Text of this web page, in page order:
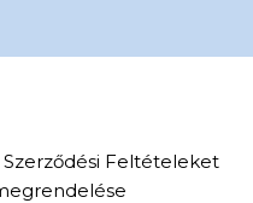
Feltételeket